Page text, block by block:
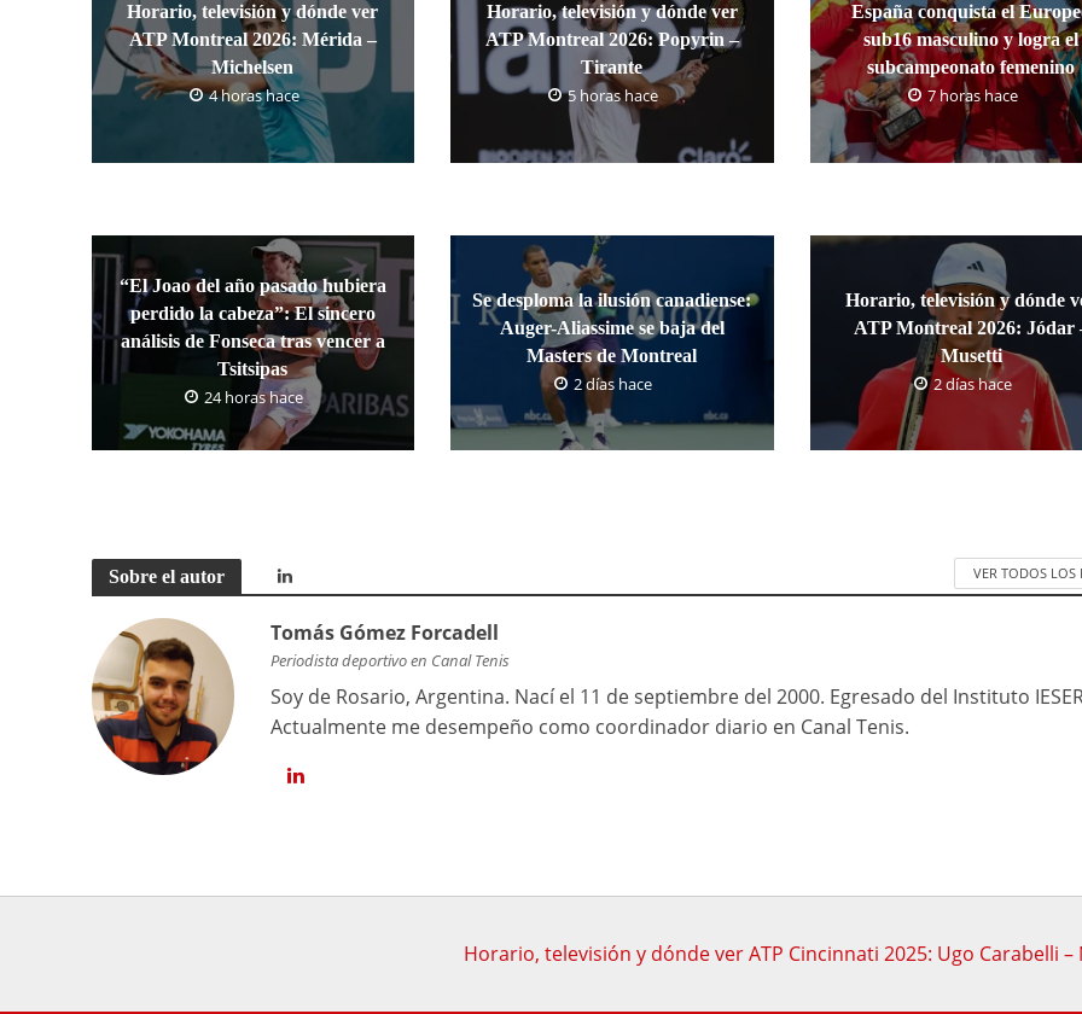
Horario, televisión y dónde ver
ATP Montreal 2026: Mérida –
Michelsen
4 horas hace
Horario, televisión y dónde ver
ATP Montreal 2026: Popyrin –
Tirante
5 horas hace
España conquista el
sub16 masculino y logra el
subcampeonato femenino
7 horas hace
“El Joao del año pasado hubiera
perdido la cabeza”: El sincero
análisis de Fonseca tras vencer a
Tsitsipas
24 horas hace
Se desploma la ilusión canadiense:
Auger-Aliassime se baja del
Masters de Montreal
2 días hace
Horario, televisión y dónde
ATP Montreal 2026: Jódar
Musetti
2 días hace
Sobre el autor VER TODOS LOS
Tomás Gómez Forcadell
Periodista deportivo en Canal Tenis
Soy de Rosario, Argentina. Nací el 11 de septiembre del 2000. Egresado del Instituto
Actualmente me desempeño como coordinador diario en Canal Tenis.
Horario, televisión y dónde ver ATP Cincinnati 2025: Ugo Carabelli –